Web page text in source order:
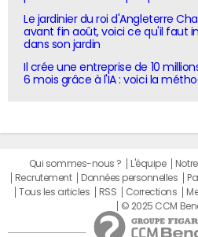
Le jardinier du roi d'Angleterre
avant fin août, voici ce qu'il faut
dans son jardin
Il crée une entreprise de 10
6 mois grâce à l'IA : voici la
Qui sommes-nous ? L'équipe
Recrutement
Données personnelles
Tous les articles
RSS Corrections
© 2025 CCM